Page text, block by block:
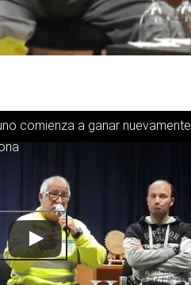
comienza a ganar nuevamente